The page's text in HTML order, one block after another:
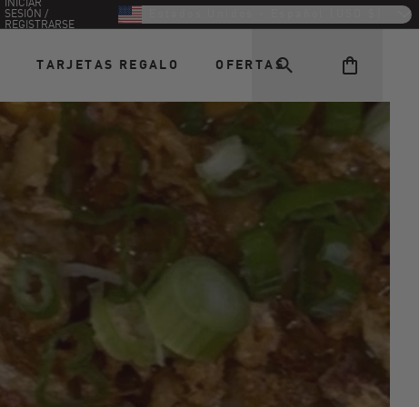
INICIAR
SESIÓN /
REGISTRARSE
TARJETAS REGALO OFERTAS